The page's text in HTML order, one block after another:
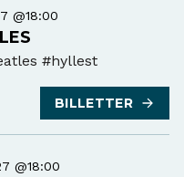
@18:00
#hyllest
BILLETTER
@18:00